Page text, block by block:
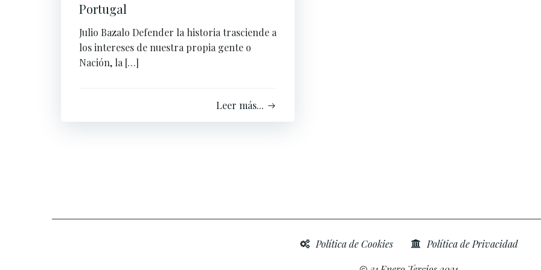
Portugal
Julio Bazalo Defender la historia trasciende a
los intereses de nuestra propia gente o
Nación, la […]
Leer más...
Política de Cookies
Política de Privacidad